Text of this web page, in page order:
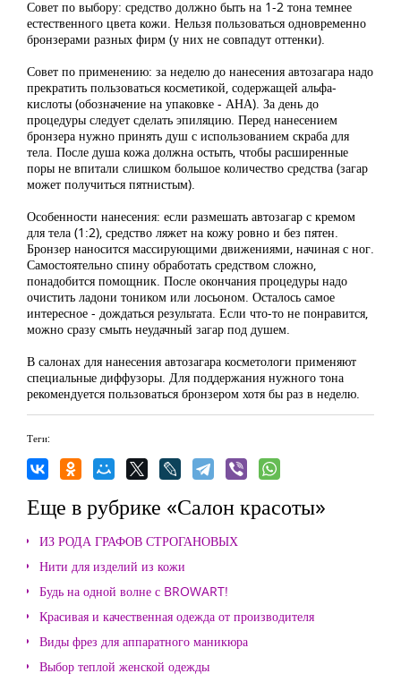
Совет по выбору: средство должно быть на 1-2 тона темнее
естественного цвета кожи. Нельзя пользоваться одновременно
бронзерами разных фирм (у них не совпадут оттенки).
Совет по применению: за неделю до нанесения автозагара надо
прекратить пользоваться косметикой, содержащей альфа-
кислоты (обозначение на упаковке - АНА). За день до
процедуры следует сделать эпиляцию. Перед нанесением
бронзера нужно принять душ с использованием скраба для
тела. После душа кожа должна остыть, чтобы расширенные
поры не впитали слишком большое количество средства (загар
может получиться пятнистым).
Особенности нанесения: если размешать автозагар с кремом
для тела (1:2), средство ляжет на кожу ровно и без пятен.
Бронзер наносится массирующими движениями, начиная с ног.
Самостоятельно спину обработать средством сложно,
понадобится помощник. После окончания процедуры надо
очистить ладони тоником или лосьоном. Осталось самое
интересное - дождаться результата. Если что-то не понравится,
можно сразу смыть неудачный загар под душем.
В салонах для нанесения автозагара косметологи применяют
специальные диффузоры. Для поддержания нужного тона
рекомендуется пользоваться бронзером хотя бы раз в неделю.
Теги:
Еще в рубрике «Салон красоты»
ИЗ РОДА ГРАФОВ СТРОГАНОВЫХ
Нити для изделий из кожи
Будь на одной волне с BROWART!
Красивая и качественная одежда от производителя
Виды фрез для аппаратного маникюра
Выбор теплой женской одежды